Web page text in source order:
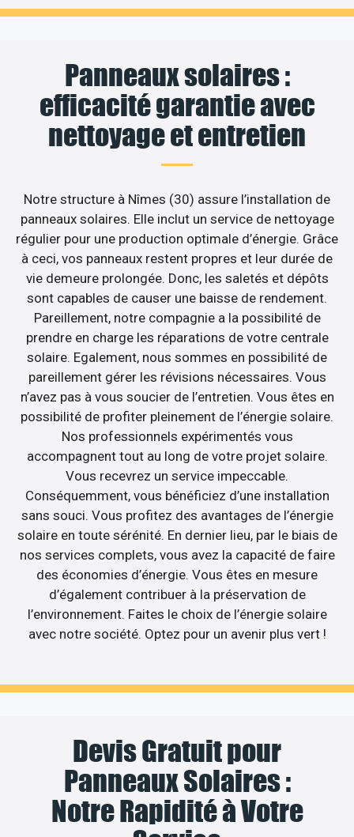
Panneaux solaires :
efficacité garantie avec
nettoyage et entretien
Notre structure à Nîmes (30) assure l’installation de
panneaux solaires. Elle inclut un service de nettoyage
régulier pour une production optimale d’énergie. Grâce
à ceci, vos panneaux restent propres et leur durée de
vie demeure prolongée. Donc, les saletés et dépôts
sont capables de causer une baisse de rendement.
Pareillement, notre compagnie a la possibilité de
prendre en charge les réparations de votre centrale
solaire. Egalement, nous sommes en possibilité de
pareillement gérer les révisions nécessaires. Vous
n’avez pas à vous soucier de l’entretien. Vous êtes en
possibilité de profiter pleinement de l’énergie solaire.
Nos professionnels expérimentés vous
accompagnent tout au long de votre projet solaire.
Vous recevrez un service impeccable.
Conséquemment, vous bénéficiez d’une installation
sans souci. Vous profitez des avantages de l’énergie
solaire en toute sérénité. En dernier lieu, par le biais de
nos services complets, vous avez la capacité de faire
des économies d’énergie. Vous êtes en mesure
d’également contribuer à la préservation de
l’environnement. Faites le choix de l’énergie solaire
avec notre société. Optez pour un avenir plus vert !
Devis Gratuit pour
Panneaux Solaires :
Notre Rapidité à Votre